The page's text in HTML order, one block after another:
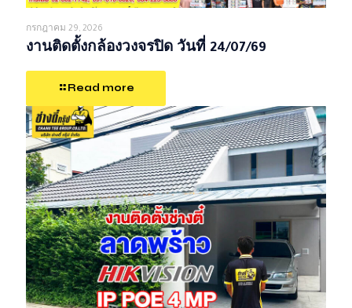
กรกฎาคม 29, 2026
งานติดตั้งกล้องวงจรปิด วันที่ 24/07/69
Read more